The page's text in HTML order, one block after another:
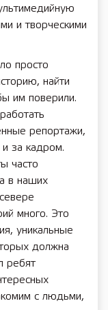
и творческими
просто
найти
им поверили.
репортажи,
и за кадром.
часто
в наших
много. Это
уникальные
должна
ребят
с людьми,